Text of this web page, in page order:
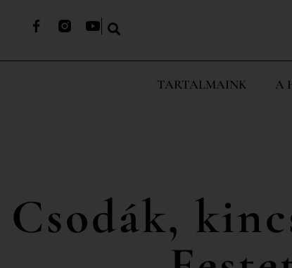
TARTALMAINK A
Csodák,